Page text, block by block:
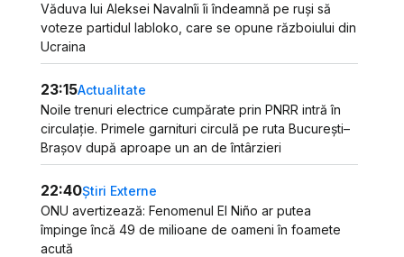
Văduva lui Aleksei Navalnîi îi îndeamnă pe ruși să
voteze partidul Iabloko, care se opune războiului din
Ucraina
23:15Actualitate
Noile trenuri electrice cumpărate prin PNRR intră în
circulație. Primele garnituri circulă pe ruta București–
Brașov după aproape un an de întârzieri
22:40Știri Externe
ONU avertizează: Fenomenul El Niño ar putea
împinge încă 49 de milioane de oameni în foamete
acută